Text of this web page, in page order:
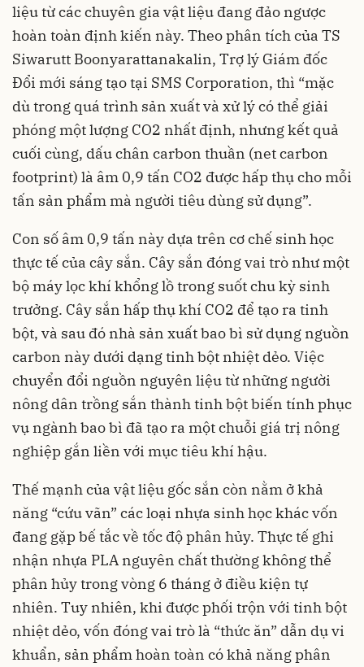
liệu từ các chuyên gia vật liệu đang đảo ngược
hoàn toàn định kiến này. Theo phân tích của TS
Siwarutt Boonyarattanakalin, Trợ lý Giám đốc
Đổi mới sáng tạo tại SMS Corporation, thì “mặc
dù trong quá trình sản xuất và xử lý có thể giải
phóng một lượng CO2 nhất định, nhưng kết quả
cuối cùng, dấu chân carbon thuần (net carbon
footprint) là âm 0,9 tấn CO2 được hấp thụ cho mỗi
tấn sản phẩm mà người tiêu dùng sử dụng”.
Con số âm 0,9 tấn này dựa trên cơ chế sinh học
thực tế của cây sắn. Cây sắn đóng vai trò như một
bộ máy lọc khí khổng lồ trong suốt chu kỳ sinh
trưởng. Cây sắn hấp thụ khí CO2 để tạo ra tinh
bột, và sau đó nhà sản xuất bao bì sử dụng nguồn
carbon này dưới dạng tinh bột nhiệt dẻo. Việc
chuyển đổi nguồn nguyên liệu từ những người
nông dân trồng sắn thành tinh bột biến tính phục
vụ ngành bao bì đã tạo ra một chuỗi giá trị nông
nghiệp gắn liền với mục tiêu khí hậu.
Thế mạnh của vật liệu gốc sắn còn nằm ở khả
năng “cứu vãn” các loại nhựa sinh học khác vốn
đang gặp bế tắc về tốc độ phân hủy. Thực tế ghi
nhận nhựa PLA nguyên chất thường không thể
phân hủy trong vòng 6 tháng ở điều kiện tự
nhiên. Tuy nhiên, khi được phối trộn với tinh bột
nhiệt dẻo, vốn đóng vai trò là “thức ăn” dẫn dụ vi
khuẩn, sản phẩm hoàn toàn có khả năng phân